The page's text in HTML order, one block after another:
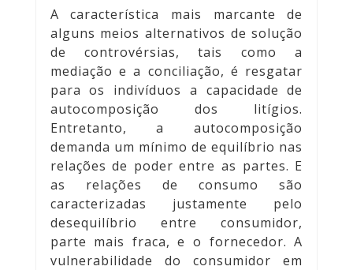
A característica mais marcante de
alguns meios alternativos de solução
de controvérsias, tais como a
mediação e a conciliação, é resgatar
para os indivíduos a capacidade de
autocomposição dos litígios.
Entretanto, a autocomposição
demanda um mínimo de equilíbrio nas
relações de poder entre as partes. E
as relações de consumo são
caracterizadas justamente pelo
desequilíbrio entre consumidor,
parte mais fraca, e o fornecedor. A
vulnerabilidade do consumidor em